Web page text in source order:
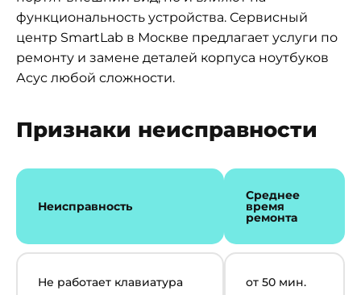
функциональность устройства. Сервисный
центр SmartLab в Москве предлагает услуги по
ремонту и замене деталей корпуса ноутбуков
Асус любой сложности.
Признаки неисправности
Неисправность
Среднее
время
ремонта
Не работает клавиатура от 50 мин.